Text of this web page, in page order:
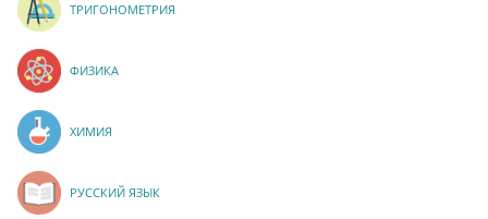
ТРИГОНОМЕТРИЯ
ФИЗИКА
ХИМИЯ
РУССКИЙ ЯЗЫК